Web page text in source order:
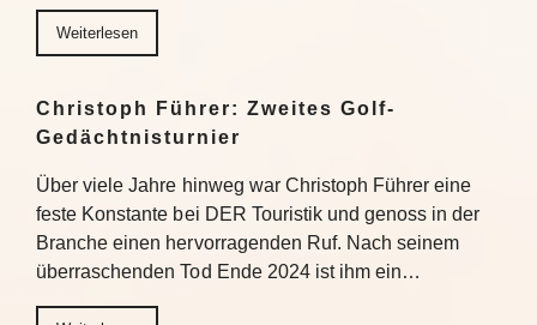
Weiterlesen
Christoph Führer: Zweites Golf-
Gedächtnisturnier
Über viele Jahre hinweg war Christoph Führer eine
feste Konstante bei DER Touristik und genoss in der
Branche einen hervorragenden Ruf. Nach seinem
überraschenden Tod Ende 2024 ist ihm ein…